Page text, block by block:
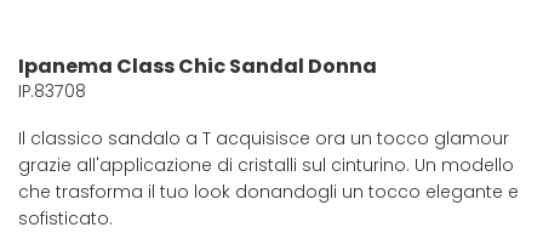
Ipanema Class Chic Sandal Donna
IP.83708
Il classico sandalo a T acquisisce ora un tocco glamour
grazie all'applicazione di cristalli sul cinturino. Un modello
che trasforma il tuo look donandogli un tocco elegante e
sofisticato.